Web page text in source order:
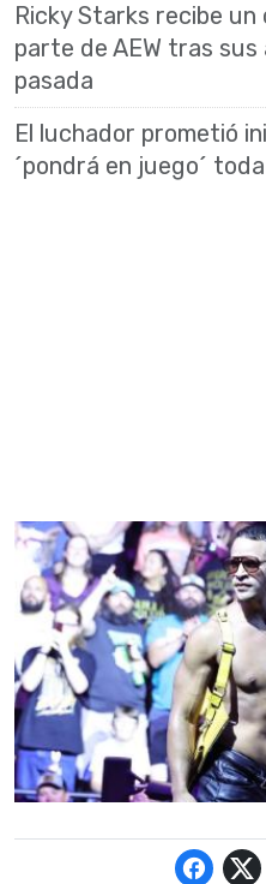
Ricky Starks recibe
parte de AEW tras
pasada
El luchador prometió
´pondrá en juego´